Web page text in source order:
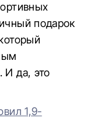
подарок
И да, это
1,9-